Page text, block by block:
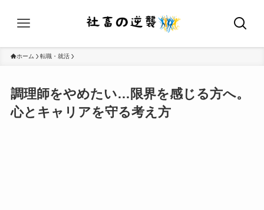
ホーム 転職・就活
調理師をやめたい…限界を感じる方へ。
心とキャリアを守る考え方